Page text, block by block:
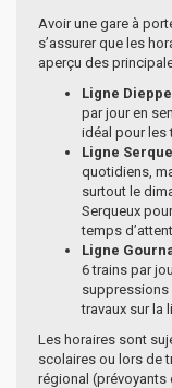
Avoir une gare à
s’assurer que les
aperçu des
Ligne
par jour en
idéal pour les
Ligne
quotidiens,
surtout le
Serqueux
temps
Ligne
6 trains par
suppressions
travaux sur la
Les horaires sont
scolaires ou lors de
régional (prévoyants